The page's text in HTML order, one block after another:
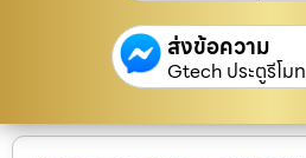
ส่งข้อความ
Gtech ประตูรีโมท